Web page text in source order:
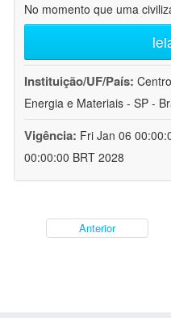
No momento que uma
Instituição/UF/País:
Energia e Materiais - SP -
Vigência: Fri Jan 06
00:00:00 BRT 2028
Anterior